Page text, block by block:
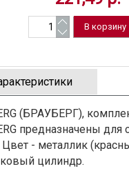
(БРАУБЕРГ),
предназначены
- металлик
цилиндр.